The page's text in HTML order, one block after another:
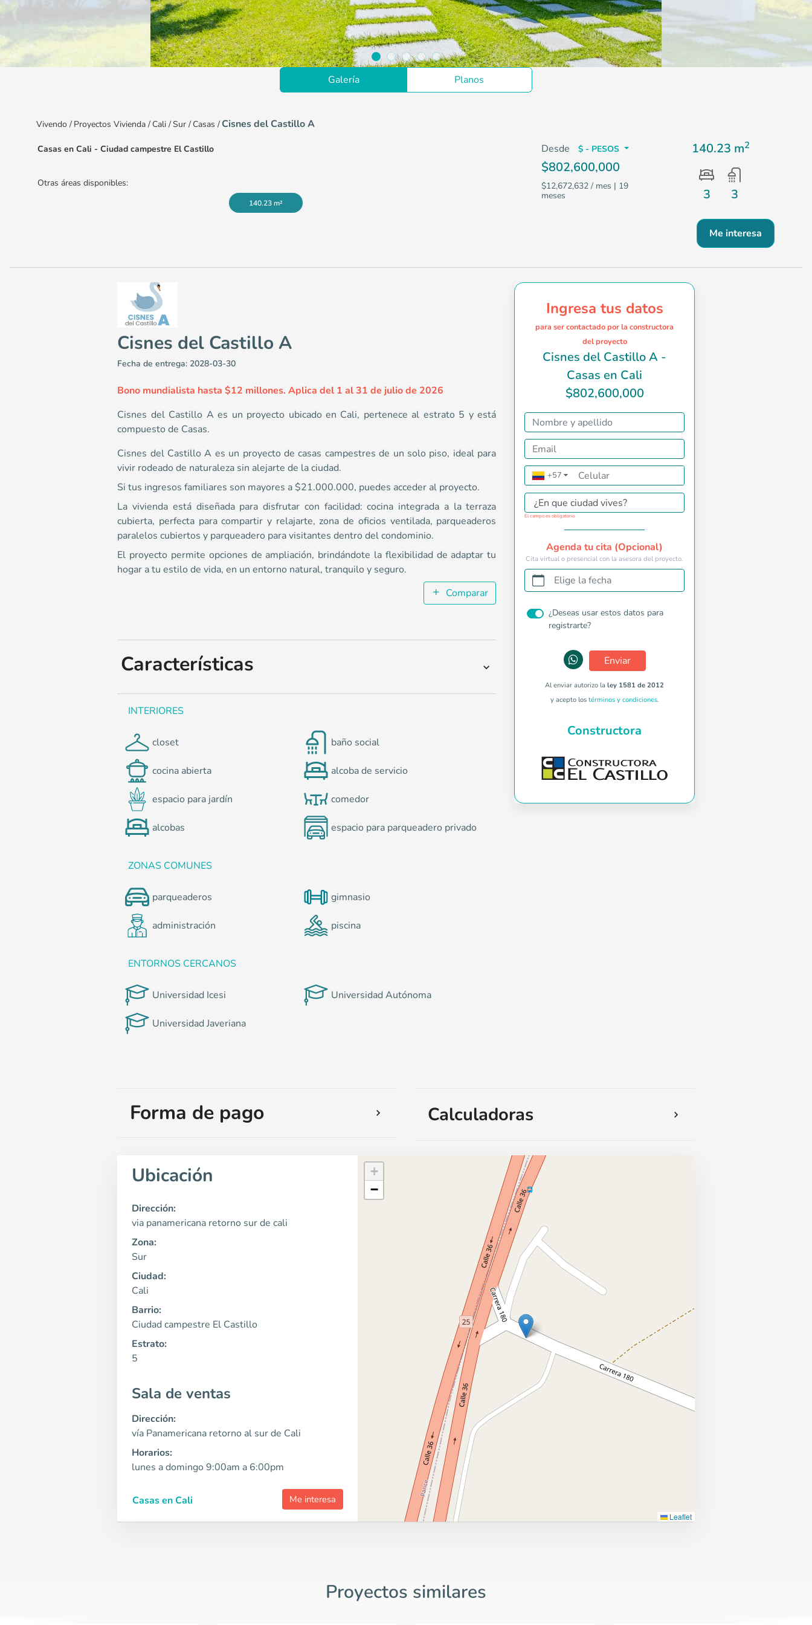
Galería Planos
Vivendo / Proyectos Vivienda / Cali /Sur / Casas / Cisnes del Castillo A
Casas en Cali - Ciudad campestre El Castillo <p>Cisnes del Castillo A es un proyecto de casas campestres de un solo piso, ideal para vivir rodeado de naturaleza sin
Cali y Suroccidente
via panamericana retorno sur de cali
Casas en Cali - Ciudad campestre El Castillo
Otras áreas disponibles:
140.23 m²
Desde $ - PESOS
$802,600,000
$12,672,632 / mes | 19
meses
140.23 m2
3 3
Me interesa
Cisnes del Castillo A
Fecha de entrega: 2028-03-30
​Bono mundialista hasta $12 millones. Aplica del 1 al 31 de julio de 2026
Cisnes del Castillo A es un proyecto ubicado en Cali, pertenece al estrato 5 y está
compuesto de Casas.
Cisnes del Castillo A es un proyecto de casas campestres de un solo piso, ideal para
vivir rodeado de naturaleza sin alejarte de la ciudad.
Si tus ingresos familiares son mayores a $21.000.000, puedes acceder al proyecto.
La vivienda está diseñada para disfrutar con facilidad: cocina integrada a la terraza
cubierta, perfecta para compartir y relajarte, zona de oficios ventilada, parqueaderos
paralelos cubiertos y parqueadero para visitantes dentro del condominio.
El proyecto permite opciones de ampliación, brindándote la flexibilidad de adaptar tu
hogar a tu estilo de vida, en un entorno natural, tranquilo y seguro.
Comparar
Características
INTERIORES
closet baño social
cocina abierta alcoba de servicio
espacio para jardín comedor
alcobas espacio para parqueadero privado
ZONAS COMUNES
parqueaderos gimnasio
administración piscina
ENTORNOS CERCANOS
Universidad Icesi Universidad Autónoma
Universidad Javeriana
Ingresa tus datos
para ser contactado por la constructora
del proyecto
Cisnes del Castillo A -
Casas en Cali
$802,600,000
+57 ▼
¿En que ciudad vives?
El campo es obligatorio
Agenda tu cita (Opcional)
Cita virtual o presencial con la asesora del proyecto.
Elige la fecha
¿Deseas usar estos datos para
registrarte?
Enviar
Al enviar autorizo la ley 1581 de 2012
y acepto los términos y condiciones.
Constructora
Forma de pago Calculadoras
Ubicación
Dirección:
via panamericana retorno sur de cali
Zona:
Sur
Ciudad:
Cali
Barrio:
Ciudad campestre El Castillo
Estrato:
5
Sala de ventas
Dirección:
vía Panamericana retorno al sur de Cali
Horarios:
lunes a domingo 9:00am a 6:00pm
Casas en Cali Me interesa
+
−
Leaflet
Proyectos similares